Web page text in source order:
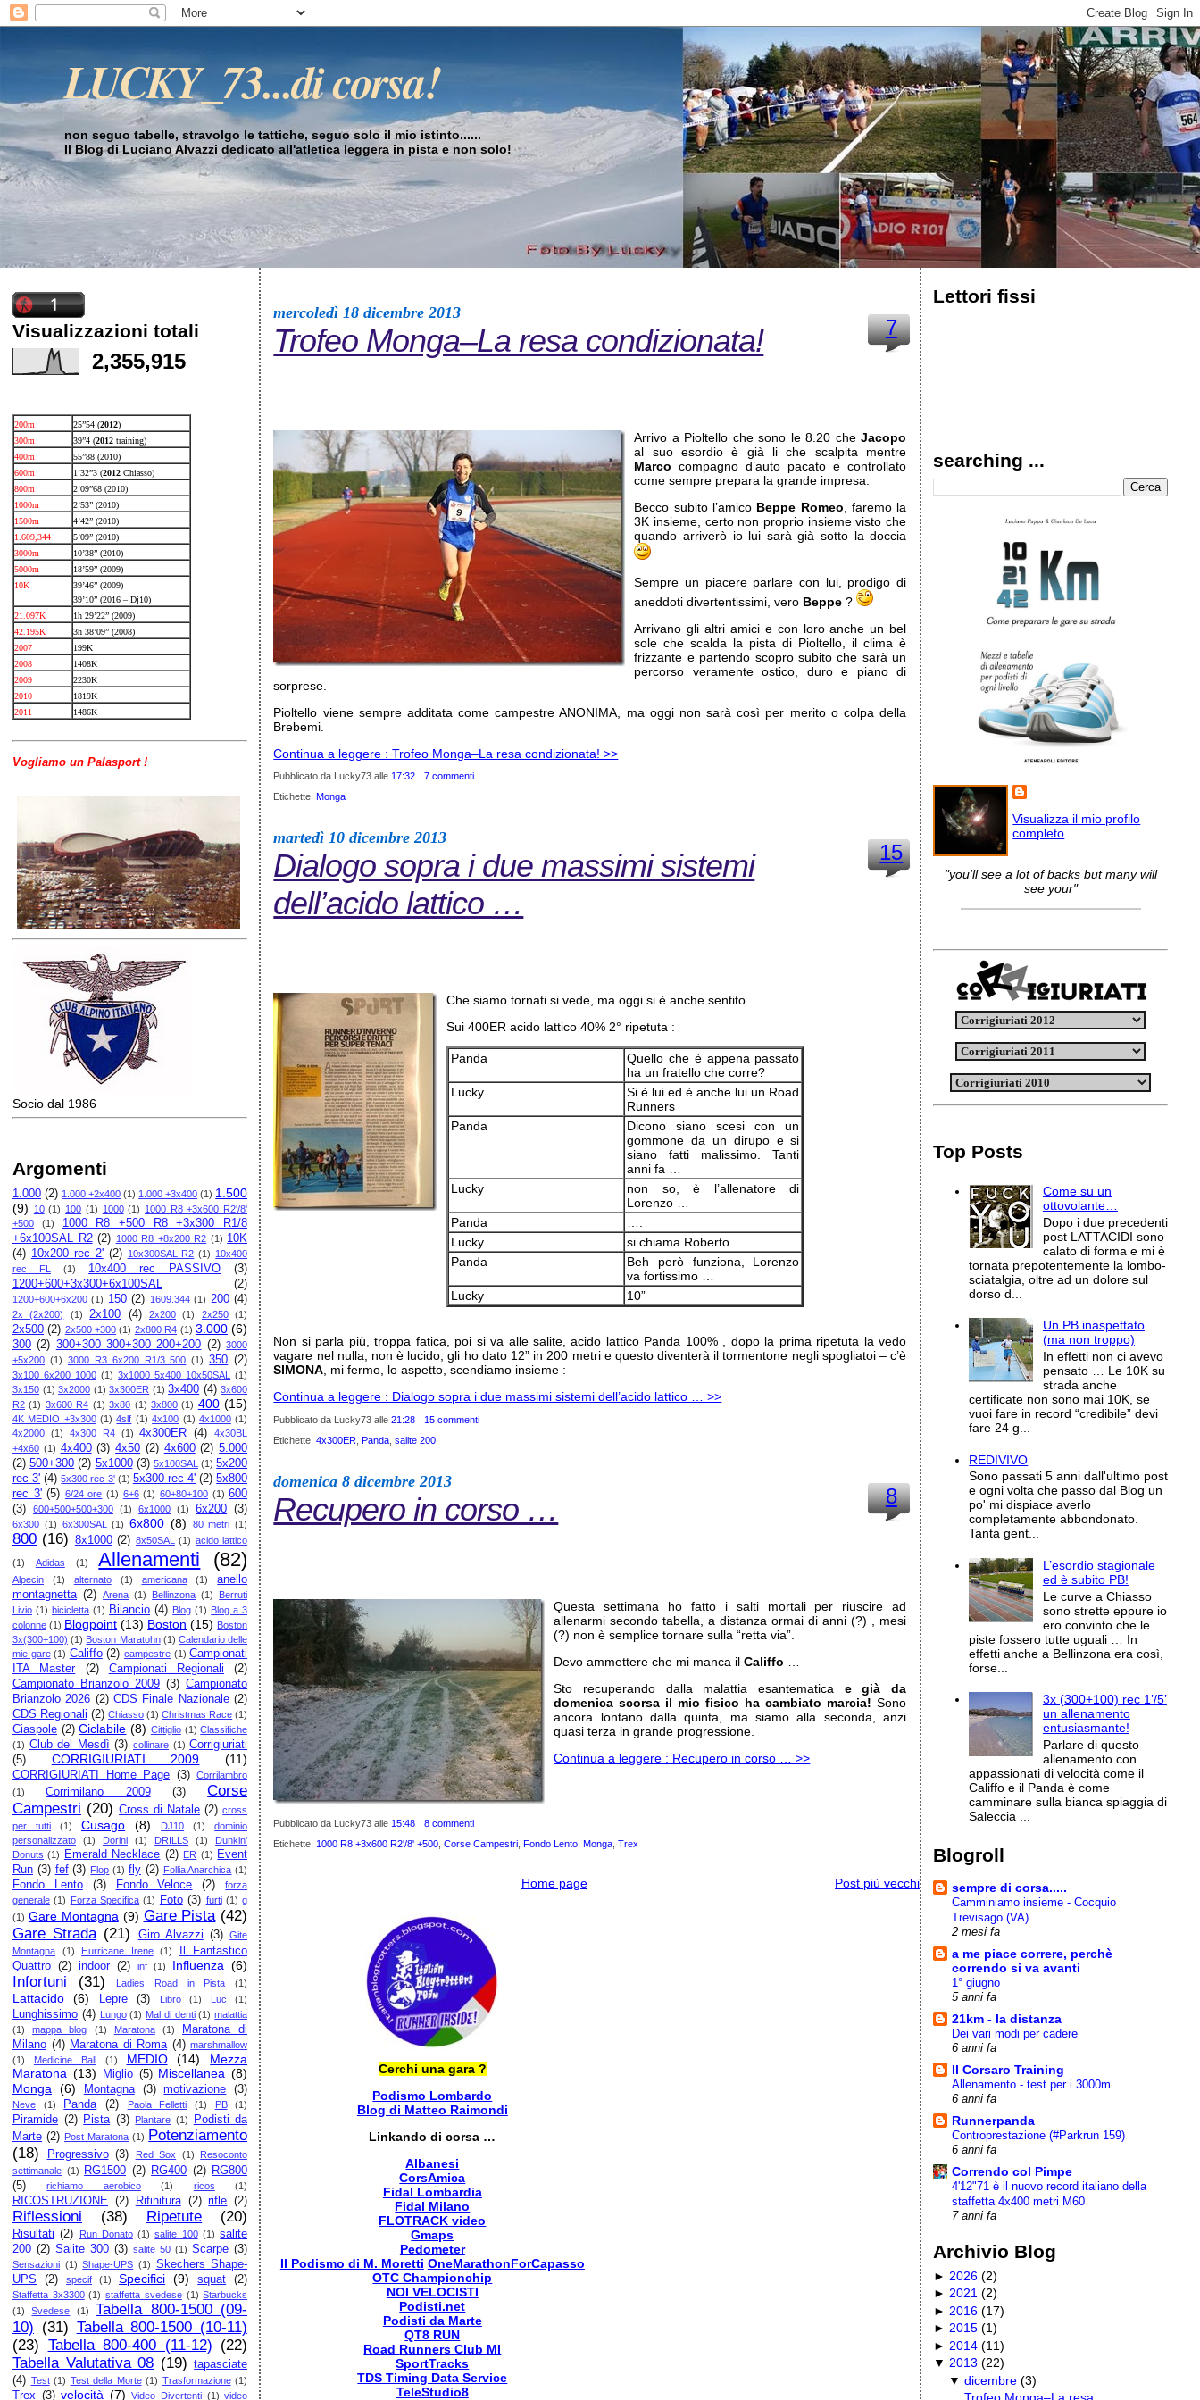
LUCKY_73...di corsa!
non seguo tabelle, stravolgo le tattiche, seguo solo il mio istinto......
Il Blog di Luciano Alvazzi dedicato all'atletica leggera in pista e non solo!
Visualizzazioni totali
2,355,915
200m 25”54 (2012)
300m
39”4 (2012 training)
400m
55”88 (2010)
600m
1’32”3 (2012 Chiasso)
800m
2’09”68 (2010)
1000m
2’53” (2010)
1500m
4’42” (2010)
1.609,344
5’09” (2010)
3000m
10’38” (2010)
5000m
18’59” (2009)
10K
39’46” (2009)
39’10” (2016 – Dj10)
21.097K
1h 29’22” (2009)
42.195K
3h 38’09” (2008)
2007
199K
2008
1408K
2009
2230K
2010
1819K
2011
1486K
Vogliamo un Palasport !
Socio dal 1986
Argomenti
1.000 (2) 1.000 +2x400 (1) 1.000 +3x400 (1) 1.500
(9)
10 (1) 100 (1) 1000 (1) 1000 R8 +3x600 R2'/8'
+500
(1)
1000 R8 +500 R8 +3x300 R1/8
+6x100SAL R2 (2) 1000 R8 +8x200 R2 (1) 10K
(4) 10x200 rec 2' (2) 10x300SAL R2 (1) 10x400
rec FL
(1) 10x400 rec PASSIVO
(3)
1200+600+3x300+6x100SAL
(2)
1200+600+6x200 (1) 150 (2) 1609.344 (1) 200 (4)
2x (2x200) (1) 2x100 (4) 2x200 (1) 2x250 (1)
2x500 (2) 2x500 +300 (1) 2x800 R4 (1) 3.000 (6)
300 (2) 300+300 300+300 200+200 (2) 3000
+5x200 (1) 3000 R3 6x200 R1/3 500 (1) 350 (2)
3x100 6x200 1000 (1) 3x1000 5x400 10x50SAL
(1)
3x150 (1) 3x2000 (1) 3x300ER (1) 3x400 (4) 3x600
R2 (1) 3x600 R4 (1) 3x80 (1) 3x800 (1) 400 (15)
4K MEDIO +3x300 (1) 4slf (1) 4x100 (1) 4x1000 (1)
4x2000 (1) 4x300 R4 (1) 4x300ER (4)
4x30BL
+4x60 (1) 4x400 (3) 4x50 (2) 4x600 (2) 5.000
(2) 500+300 (2) 5x1000 (3) 5x100SAL (1) 5x200
rec 3' (4) 5x300 rec 3' (1) 5x300 rec 4' (2) 5x800
rec 3' (5) 6/24 ore (1) 6+6 (1) 60+80+100 (1) 600
(3)
600+500+500+300 (1) 6x1000 (1) 6x200 (3)
6x300 (1) 6x300SAL (1) 6x800 (8) 80 metri (1)
800 (16) 8x1000 (2) 8x50SAL (1) acido lattico
(1) Adidas (1) Allenamenti (82)
Alpecin (1) alternato (1) americana (1)
anello
montagnetta (2) Arena (1) Bellinzona (1)
Berruti
Livio (1) bicicletta (1) Bilancio (4) Blog (1) Blog a 3
colonne (1) Blogpoint (13) Boston (15) Boston
3x(300+100) (1) Boston Maratohn (1) Calendario delle
mie gare (1) Califfo (2) campestre (1) Campionati
ITA Master
(2) Campionati Regionali
(2)
Campionato Brianzolo 2009 (3) Campionato
Brianzolo 2026 (2) CDS Finale Nazionale (2)
CDS Regionali (2) Chiasso (1) Christmas Race (1)
Ciaspole (2) Ciclabile (8) Cittiglio (1) Classifiche
(1) Club del Mesdì (3) collinare (1) Corrigiuriati
(5)
CORRIGIURIATI 2009 (11)
CORRIGIURIATI Home Page (3)
Corrilambro
(1)
Corrimilano 2009 (3)
Corse
Campestri (20) Cross di Natale (2) cross
per tutti
(1) Cusago (8) DJ10 (1)
dominio
personalizzato
(1) Dorini (1) DRILLS (1)
Dunkin'
Donuts (1) Emerald Necklace (2) ER (1) Event
Run (3) fef (3) Flop (1) fly (2) Follia Anarchica (1)
Fondo Lento (3) Fondo Veloce (2)
forza
generale (1) Forza Specifica (1) Foto (3) furti (1) g
(1) Gare Montagna (9) Gare Pista (42)
Gare Strada (21) Giro Alvazzi (3)
Gite
Montagna
(1) Hurricane Irene (1)
Il Fantastico
Quattro (2) indoor (2) inf (1) Influenza (6)
Infortuni (31) Ladies Road in Pista (1)
Lattacido (6) Lepre (3) Libro (1) Luc (1)
Lunghissimo (4) Lungo (1) Mal di denti (1) malattia
(1)
mappa blog (1) Maratona (1)
Maratona di
Milano (4) Maratona di Roma (4) marshmallow
(1)
Medicine Ball (1) MEDIO (14)
Mezza
Maratona (13) Miglio (5) Miscellanea (8)
Monga
(6) Montagna (3) motivazione (3)
Neve (1) Panda (2) Paola Felletti (1) PB (1)
Piramide (2) Pista (3) Plantare (1)
Podisti da
Marte (2) Post Maratona (1) Potenziamento
(18)
Progressivo (3) Red Sox (1)
Resoconto
settimanale (1) RG1500 (2) RG400 (2) RG800
(5)
richiamo aerobico (1) ricos (1)
RICOSTRUZIONE (2) Rifinitura (2) rifle (2)
Riflessioni (38) Ripetute (20)
Risultati (2) Run Donato (1) salite 100 (1) salite
200 (2) Salite 300 (3) salite 50 (1) Scarpe (3)
Sensazioni (1) Shape-UPS (1) Skechers Shape-
UPS
(2) specif (1) Specifici (9) squat (2)
Staffetta 3x3300 (1) staffetta svedese (1) Starbucks
(1)
Svedese (1)
Tabella 800-1500 (09-
10) (31) Tabella 800-1500 (10-11)
(23) Tabella 800-400 (11-12) (22)
Tabella Valutativa 08 (19) tapasciate
(4) Test (1) Test della Morte (1) Trasformazione (1)
Trex (3) velocità (7) Video Divertenti (1) video
mercoledì 18 dicembre 2013
7
Trofeo Monga–La resa condizionata!
Arrivo a Pioltello che sono le 8.20 cheJacopo
al suo esordio è già li che scalpita mentre
Marco compagno d’auto pacato e controllato
come sempre prepara la grande impresa.
Becco subito l’amico Beppe Romeo , faremo la
3K insieme, certo non proprio insieme visto che
quando arriverò io lui sarà già sotto la doccia
Sempre un piacere parlare con lui, prodigo di
aneddoti divertentissimi, vero Beppe ?
Arrivano gli altri amici e con loro anche un bel
sole che scalda la pista di Pioltello, il clima è
frizzante e partendo scopro subito che sarà un
percorso veramente ostico, duro e piano di
sorprese.
Pioltello viene sempre additata come campestre ANONIMA, ma oggi non sarà così per merito o colpa della
Brebemi.
Continua a leggere : Trofeo Monga–La resa condizionata! >>
Pubblicato da Lucky73alle 17:32
7 commenti
Etichette: Monga
martedì 10 dicembre 2013
15
Dialogo sopra i due massimi sistemi
dell’acido lattico …
Che siamo tornati si vede, ma oggi si è anche sentito …
Sui 400ER acido lattico 40% 2° ripetuta :
Panda
Quello che è appena passato
ha un fratello che corre?
Lucky
Si è lui ed è anche lui un Road
Runners
Panda
Dicono siano scesi con un
gommone da un dirupo e si
siano fatti malissimo. Tanti
anni fa …
Lucky
non so, è l’allenatore di
Lorenzo …
Panda
….
Lucky
si chiama Roberto
Panda
Beh però funziona, Lorenzo
va fortissimo …
Lucky
10”
Non si parla più, troppa fatica, poi si va alle salite, acido lattico Panda 100% , dopo la prima ripetuta la vedo
vagare nel nulla, non è lucido, gli ho dato 12” in 200 metri e questo diventerà il tormentone negli spogliatoi – c’è
SIMONA, mi fermo, lo aspetto, scendiamo insieme :
Continua a leggere : Dialogo sopra i due massimi sistemi dell’acido lattico … >>
Pubblicato da Lucky73alle21:28
15 commenti
Etichette:4x300ER ,Panda ,salite 200
domenica 8 dicembre 2013
8
Recupero in corso …
Questa settimana ho fatto i salti mortali per riuscire ad
allenarmi secondo tabella, a distanza ormai di anni (?) , mesi
(?) non è semplice tornare sulla “retta via”.
Devo ammettere che mi manca ilCaliffo
Sto recuperando dalla malattia esantematica e già da
domenica scorsa il mio fisico ha cambiato marcia! Sono
ancora lontano dalla quinta, ma siamo alla seconda, anzi
quasi terza in grande progressione.
Continua a leggere : Recupero in corso … >>
Pubblicato da Lucky73alle 15:48
8 commenti
Etichette: 1000 R8 +3x600 R2'/8' +500 ,Corse Campestri ,Fondo Lento ,Monga ,Trex
Post più vecchi
Home page
Cerchi una gara ?
Podismo Lombardo
Blog di Matteo Raimondi
Linkando di corsa …
Albanesi
CorsAmica
Fidal Lombardia
Fidal Milano
FLOTRACK video
Gmaps
Pedometer
Il Podismo di M. Moretti OneMarathonForCapasso
OTC Championchip
NOI VELOCISTI
Podisti.net
Podisti da Marte
QT8 RUN
Road Runners Club MI
SportTracks
TDS Timing Data Service
TeleStudio8
Lettori fissi
searching ...
Visualizza il mio profilo
completo
"you'll see a lot of backs but many will
see your"
Top Posts
Come su un
ottovolante…
Dopo i due precedenti
post LATTACIDI sono
calato di forma e mi è
tornata prepotentemente la lombo-
sciatalgia, oltre ad un dolore sul
dorso d...
Un PB inaspettato
(ma non troppo)
In effetti non ci avevo
pensato … Le 10K su
strada anche
certificate non sono mai 10K, se
vuoi fare in record “credibile” devi
fare 24 g...
REDIVIVO
Sono passati 5 anni dall'ultimo post
e ogni volta che passo dal Blog un
po' mi dispiace averlo
completamente abbondonato.
Tanta gent...
L’esordio stagionale
ed è subito PB!
Le curve a Chiasso
sono strette eppure io
ero convinto che le
piste fossero tutte uguali … In
effetti anche a Bellinzona era così,
forse...
3x (300+100) rec 1’/5’
un allenamento
entusiasmante!
Parlare di questo
allenamento con
appassionati di velocità come il
Califfo e il Panda è come
camminare sulla bianca spiaggia di
Saleccia ...
Blogroll
sempre di corsa.....
Camminiamo insieme - Cocquio
Trevisago (VA)
2 mesi fa
a me piace correre, perchè
correndo si va avanti
1° giugno
5 anni fa
21km - la distanza
Dei vari modi per cadere
6 anni fa
Il Corsaro Training
Allenamento - test per i 3000m
6 anni fa
Runnerpanda
Controprestazione (#Parkrun 159)
6 anni fa
Correndo col Pimpe
4'12"71 è il nuovo record italiano della
staffetta 4x400 metri M60
7 anni fa
Archivio Blog
► 2026 (2)
►2021 (2)
► 2016 (17)
►2015 (1)
► 2014 (11)
▼2013 (22)
▼dicembre (3)